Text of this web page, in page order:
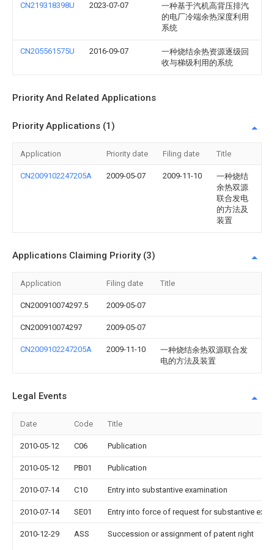
CN219318398U 2023-07-07
一种基于汽机高背压排汽
的电厂冷端余热深度利用
系统
CN205561575U 2016-09-07
一种烧结余热资源逐级回
收与梯级利用的系统
Priority And Related Applications
Priority Applications (1)
Application Priority date Filing date Title
CN2009102247205A 2009-05-07 2009-11-10
一种烧结
余热双源
联合发电
的方法及
装置
Applications Claiming Priority (3)
Application Filing date Title
CN200910074297.5 2009-05-07
CN200910074297 2009-05-07
CN2009102247205A 2009-11-10
一种烧结余热双源联合发
电的方法及装置
Legal Events
Date Code Title
2010-05-12 C06 Publication
2010-05-12 PB01 Publication
2010-07-14 C10 Entry into substantive examination
2010-07-14 SE01 Entry into force of request for substantive
2010-12-29 ASS Succession or assignment of patent right